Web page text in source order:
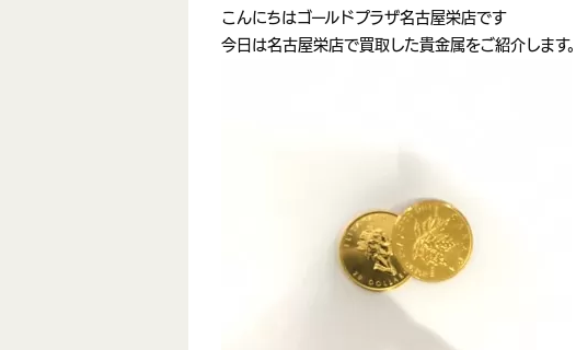
こんにちはゴールドプラザ名古屋栄店です
今日は名古屋栄店で買取した貴金属をご紹介します。